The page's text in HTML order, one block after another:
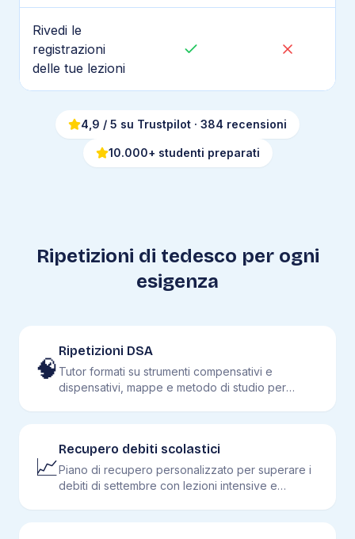
Rivedi le
registrazioni
delle tue lezioni
4,9 / 5 su Trustpilot · 384 recensioni
10.000+ studenti preparati
Ripetizioni di tedesco per ogni
esigenza
🧠
Ripetizioni DSA
Tutor formati su strumenti compensativi e
dispensativi, mappe e metodo di studio per
📈
Recupero debiti scolastici
Piano di recupero personalizzato per superare i
debiti di settembre con lezioni intensive e